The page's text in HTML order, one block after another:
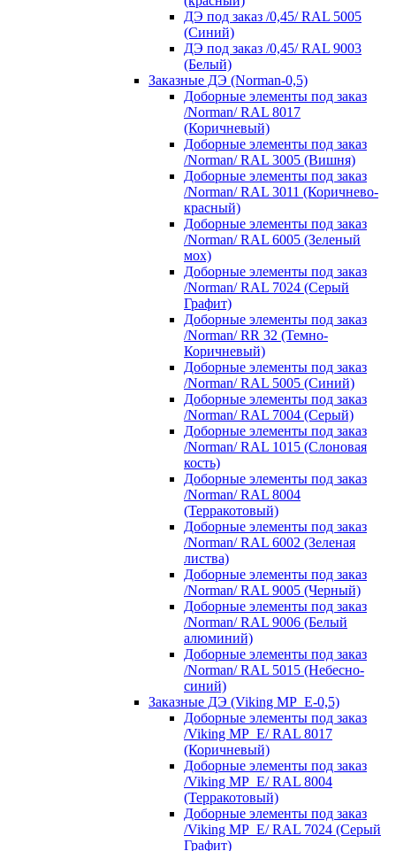
ДЭ под заказ /0,45/ RAL 5005
(Синий)
ДЭ под заказ /0,45/ RAL 9003
(Белый)
Заказные ДЭ (Norman-0,5)
Доборные элементы под заказ
/Norman/ RAL 8017
(Коричневый)
Доборные элементы под заказ
/Norman/ RAL 3005 (Вишня)
Доборные элементы под заказ
/Norman/ RAL 3011 (Коричнево-
красный)
Доборные элементы под заказ
/Norman/ RAL 6005 (Зеленый
мох)
Доборные элементы под заказ
/Norman/ RAL 7024 (Серый
Графит)
Доборные элементы под заказ
/Norman/ RR 32 (Темно-
Коричневый)
Доборные элементы под заказ
/Norman/ RAL 5005 (Синий)
Доборные элементы под заказ
/Norman/ RAL 7004 (Серый)
Доборные элементы под заказ
/Norman/ RAL 1015 (Слоновая
кость)
Доборные элементы под заказ
/Norman/ RAL 8004
(Терракотовый)
Доборные элементы под заказ
/Norman/ RAL 6002 (Зеленая
листва)
Доборные элементы под заказ
/Norman/ RAL 9005 (Черный)
Доборные элементы под заказ
/Norman/ RAL 9006 (Белый
алюминий)
Доборные элементы под заказ
/Norman/ RAL 5015 (Небесно-
синий)
Заказные ДЭ (Viking MP_E-0,5)
Доборные элементы под заказ
/Viking MP_E/ RAL 8017
(Коричневый)
Доборные элементы под заказ
/Viking MP_E/ RAL 8004
(Терракотовый)
Доборные элементы под заказ
/Viking MP_E/ RAL 7024 (Серый
Графит)